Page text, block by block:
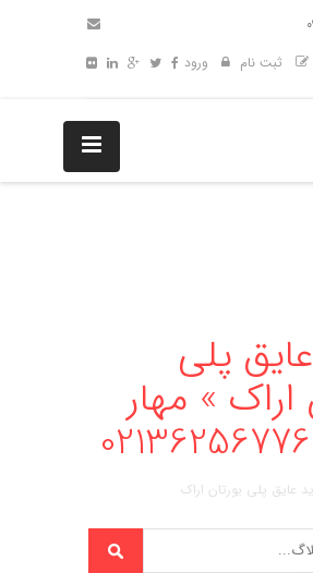
ثبت نام
ورود
پلی
اراک » مهار